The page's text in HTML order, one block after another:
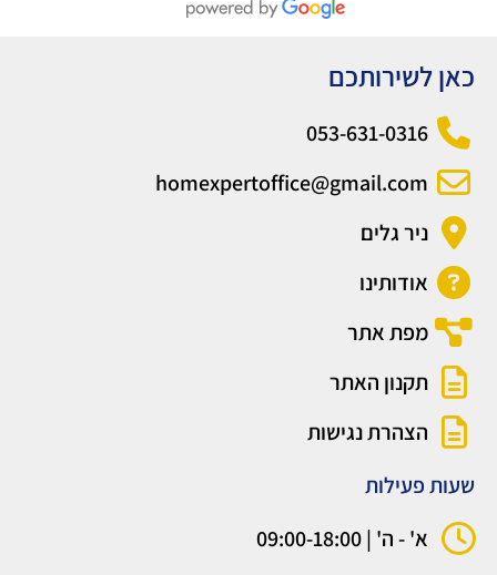
כאן לשירותכם
053-631-0316
homexpertoffice@gmail.com
ניר גלים
אודותינו
מפת אתר
תקנון האתר
הצהרת נגישות
שעות פעילות
א' - ה' | 09:00-18:00